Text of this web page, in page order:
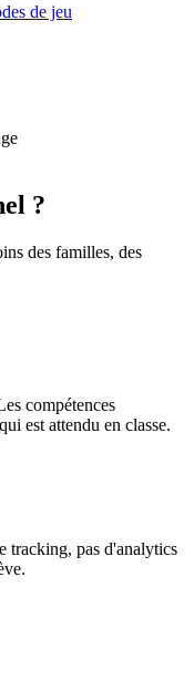
de jeu
?
des familles, des
compétences
est attendu en classe.
tracking, pas d'analytics